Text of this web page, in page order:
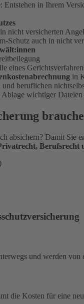
: Entstehen in Ihrem
nicht versicherten
Schutz auch in nicht
eines
in
und beruflichen
Ablage wichtiger
absichern? Damit Sie
Berufsrecht
und werden
die Kosten für eine